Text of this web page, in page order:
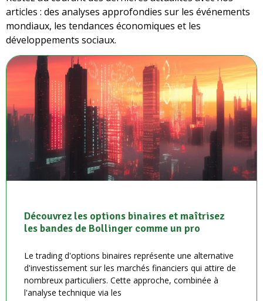
articles : des analyses approfondies sur les événements
mondiaux, les tendances économiques et les
développements sociaux.
Découvrez les options binaires et maîtrisez
les bandes de Bollinger comme un pro
Le trading d'options binaires représente une alternative
d'investissement sur les marchés financiers qui attire de
nombreux particuliers. Cette approche, combinée à
l'analyse technique via les